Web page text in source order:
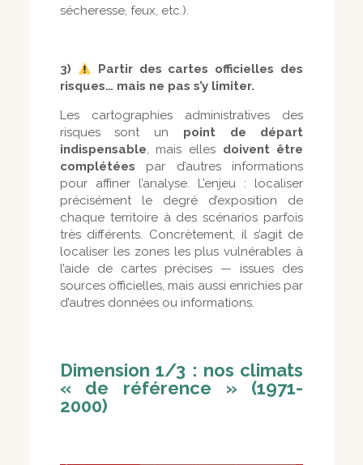
sécheresse, feux, etc.).
3)
Partir des cartes officielles des
risques… mais ne pas s’y limiter.
Les cartographies administratives des
risques sont un point de départ
indispensable, mais elles doivent être
complétées par d’autres informations
pour affiner l’analyse. L’enjeu : localiser
précisément le degré d’exposition de
chaque territoire à des scénarios parfois
très différents. Concrètement, il s’agit de
localiser les zones les plus vulnérables à
l’aide de cartes précises — issues des
sources officielles, mais aussi enrichies par
d’autres données ou informations.
Dimension 1/3 : nos climats
« de référence » (1971-
2000)